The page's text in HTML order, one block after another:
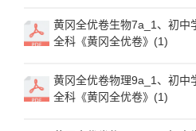
黄冈全优卷生物7a_1、初中
全科《黄冈全优卷》(1)
黄冈全优卷物理9a_1、初中
全科《黄冈全优卷》(1)